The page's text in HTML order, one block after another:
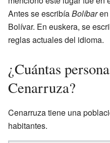
Antes se escribíaBolíbaren
Bolívar. En euskera, se
reglas actuales del idioma.
¿Cuántas
Cenarruza?
Cenarruza tiene una
habitantes.